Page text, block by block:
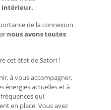
intérieur.
de la connexion
nous avons toutes
cet état de Satori !
à vous accompagner,
énergies actuelles et à
qui
en place. Vous avez